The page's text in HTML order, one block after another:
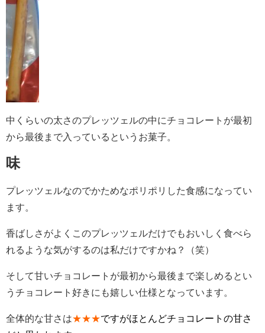
中くらいの太さのプレッツェルの中にチョコレートが最初
から最後まで入っているというお菓子。
味
プレッツェルなのでかためなポリポリした食感になってい
ます。
香ばしさがよくこのプレッツェルだけでもおいしく食べら
れるような気がするのは私だけですかね？（笑）
そして甘いチョコレートが最初から最後まで楽しめるとい
うチョコレート好きにも嬉しい仕様となっています。
全体的な甘さは★★★ですがほとんどチョコレートの甘さ